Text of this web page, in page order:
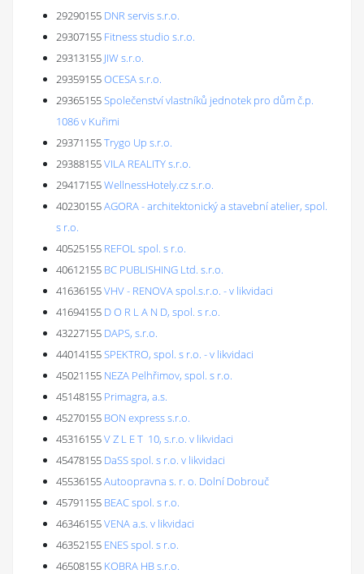
29290155 DNR servis s.r.o.
29307155 Fitness studio s.r.o.
29313155 JIW s.r.o.
29359155OCESA s.r.o.
29365155Společenství vlastníků jednotek pro dům č.p.
1086 v Kuřimi
29371155Trygo Up s.r.o.
29388155VILA REALITY s.r.o.
29417155WellnessHotely.cz s.r.o.
40230155AGORA - architektonický a stavební atelier, spol.
s r.o.
40525155 REFOL spol. s r.o.
40612155 BC PUBLISHING Ltd. s.r.o.
41636155VHV - RENOVA spol.s.r.o. - v likvidaci
41694155 D O R L A N D, spol. s r.o.
43227155 DAPS, s.r.o.
44014155SPEKTRO, spol. s r.o. - v likvidaci
45021155 NEZA Pelhřimov, spol. s r.o.
45148155 Primagra, a.s.
45270155 BON express s.r.o.
45316155V Z L E T 10, s.r.o. v likvidaci
45478155 DaSS spol. s r.o. v likvidaci
45536155Autoopravna s. r. o. Dolní Dobrouč
45791155 BEAC spol. s r.o.
46346155VENA a.s. v likvidaci
46352155 ENES spol. s r.o.
46508155 KOBRA HB s.r.o.